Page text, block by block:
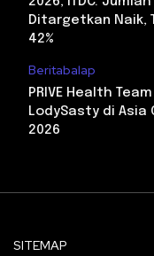
Ditargetkan Naik,
42%
Beritabalap
PRIVE Health
LodySasty di Asia
2026
SITEMAP